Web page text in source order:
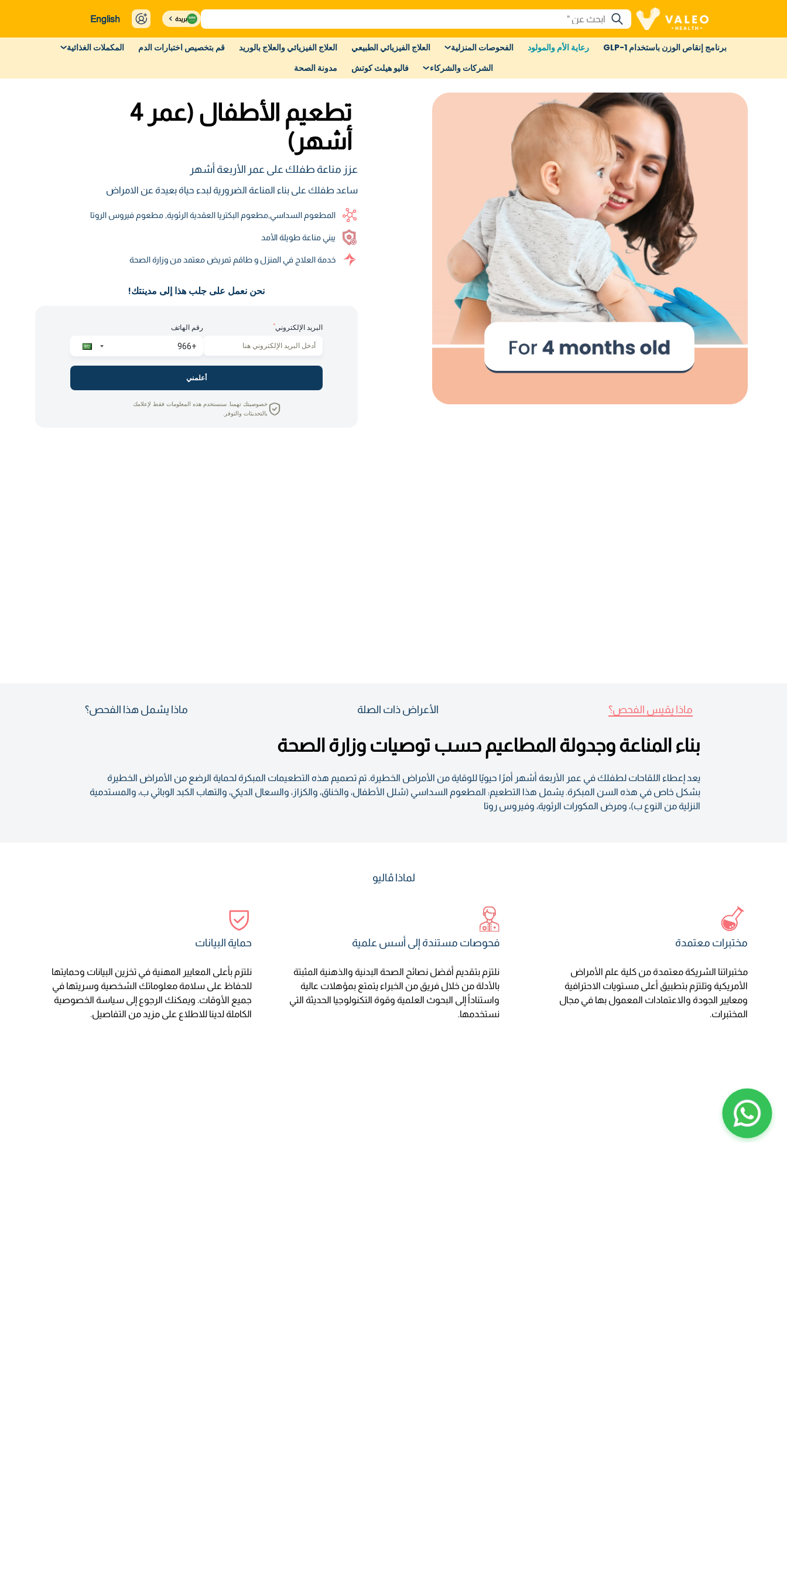
بريدة English
برنامج إنقاص الوزن باستخدام GLP-1 رعاية الأم والمولود الفحوصات المنزلية العلاج الفيزيائي الطبيعي العلاج الفيزيائي والعلاج بالوريد قم بتخصيص اختبارات الدم
المكملات الغذائية
الشركات والشركاء
فاليو هيلث كوتش مدونة الصحة
تطعيم الأطفال (عمر 4
أشهر)
عزز مناعة طفلك على عمر الأربعة أشهر
ساعد طفلك على بناء المناعة الضرورية لبدء حياة بعيدة عن الامراض
المطعوم السداسي٫مطعوم البكتريا العقدية الرئوية٫ مطعوم فيروس الروتا
يبني مناعة طويلة الأمد
خدمة العلاج في المنزل و طاقم تمريض معتمد من وزارة الصحة
نحن نعمل على جلب هذا إلى مدينتك!
البريد الإلكتروني* رقم الهاتف
أعلمني
خصوصيتك تهمنا. سنستخدم هذه المعلومات فقط لإعلامك
بالتحديثات والتوفر.
ماذا يقيس الفحص؟ الأعراض ذات الصلة ماذا يشمل هذا الفحص؟
بناء المناعة وجدولة المطاعيم حسب توصيات وزارة الصحة
يعد إعطاء اللقاحات لطفلك في عمر الأربعة أشهر أمرًا حيويًا للوقاية من الأمراض الخطيرة. تم تصميم هذه التطعيمات المبكرة لحماية الرضع من الأمراض الخطيرة
بشكل خاص في هذه السن المبكرة. يشمل هذا التطعيم: المطعوم السداسي (شلل الأطفال، والخناق، والكزاز، والسعال الديكي، والتهاب الكبد الوبائي ب، والمستدمية
النزلية من النوع ب)، ومرض المكورات الرئوية، وفيروس روتا
لماذا ڤاليو
مختبرات معتمدة
مختبراتنا الشريكة معتمدة من كلية علم الأمراض
الأمريكية وتلتزم بتطبيق أعلى مستويات الاحترافية
ومعايير الجودة والاعتمادات المعمول بها في مجال
المختبرات.
فحوصات مستندة إلى أسس علمية
نلتزم بتقديم أفضل نصائح الصحة البدنية والذهنية المثبتة
بالأدلة من خلال فريق من الخبراء يتمتع بمؤهلات عالية
واستناداً إلى البحوث العلمية وقوة التكنولوجيا الحديثة التي
نستخدمها.
حماية البيانات
نلتزم بأعلى المعايير المهنية في تخزين البيانات وحمايتها
للحفاظ على سلامة معلوماتك الشخصية وسريتها في
جميع الأوقات. ويمكنك الرجوع إلى سياسة الخصوصية
الكاملة لدينا للاطلاع على مزيد من التفاصيل.